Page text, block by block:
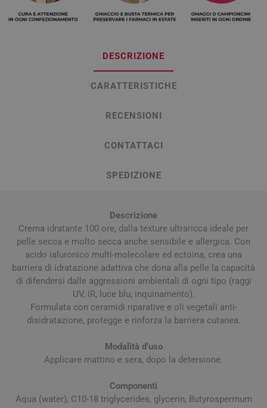
DESCRIZIONE
CARATTERISTICHE
RECENSIONI
CONTATTACI
SPEDIZIONE
Descrizione
Crema idratante 100 ore, dalla texture ultraricca ideale per
pelle secca e molto secca anche sensibile e allergica. Con
acido ialuronico multi-molecolare ed ectoina, crea una
barriera di idratazione adattiva che dona alla pelle la capacità
di difendersi dalle aggressioni ambientali di ogni tipo (raggi
UV, IR, luce blu, inquinamento).
Formulata con ceramidi riparative e oli vegetali anti-
disidratazione, protegge e rinforza la barriera cutanea.
Modalità d’uso
Applicare mattino e sera, dopo la detersione.
Componenti
Aqua (water), C10-18 triglycerides, glycerin, Butyrospermum